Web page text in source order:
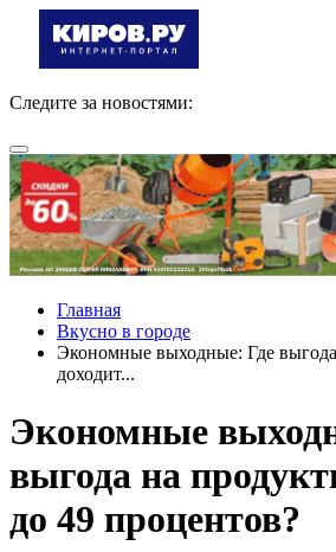
Следите за новостями:
Главная
Вкусно в городе
Экономные выходные: Где
доходит...
Экономные
выгода на
до 49 процентов?